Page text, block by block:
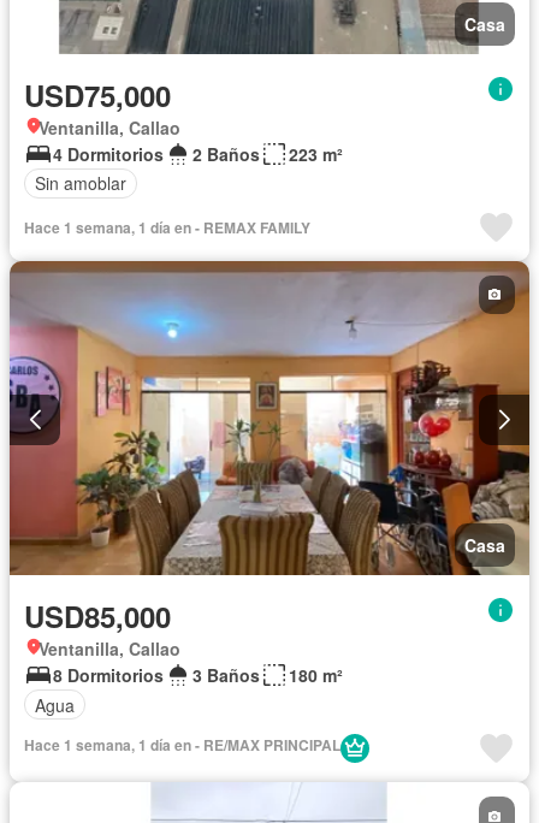
Casa
USD75,000
Ventanilla, Callao
4 Dormitorios
2 Baños
223 m²
Sin amoblar
Hace 1 semana, 1 día en - REMAX FAMILY
Casa
USD85,000
Ventanilla, Callao
8 Dormitorios
3 Baños
180 m²
Agua
Hace 1 semana, 1 día en - RE/MAX PRINCIPAL